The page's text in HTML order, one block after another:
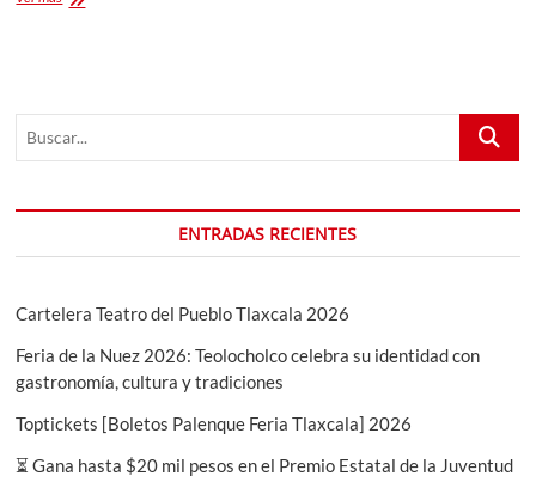
PREMIO
LA
Buscar...
ENTRADAS RECIENTES
Cartelera Teatro del Pueblo Tlaxcala 2026
Feria de la Nuez 2026: Teolocholco celebra su identidad con
gastronomía, cultura y tradiciones
Toptickets [Boletos Palenque Feria Tlaxcala] 2026
⏳ Gana hasta $20 mil pesos en el Premio Estatal de la Juventud